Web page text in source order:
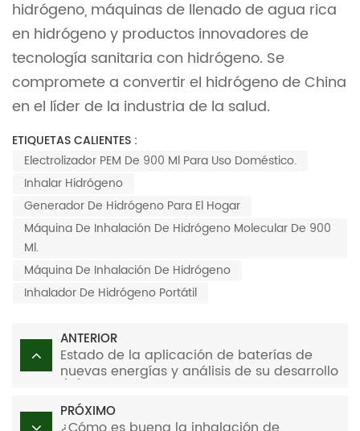
hidrógeno, máquinas de llenado de agua rica
en hidrógeno y productos innovadores de
tecnología sanitaria con hidrógeno. Se
compromete a convertir el hidrógeno de China
en el líder de la industria de la salud.
ETIQUETAS CALIENTES :
Electrolizador PEM De 900 Ml Para Uso Doméstico.
Inhalar Hidrógeno
Generador De Hidrógeno Para El Hogar
Máquina De Inhalación De Hidrógeno Molecular De 900
Ml.
Máquina De Inhalación De Hidrógeno
Inhalador De Hidrógeno Portátil
ANTERIOR
Estado de la aplicación de baterías de
nuevas energías y análisis de su desarrollo
PRÓXIMO